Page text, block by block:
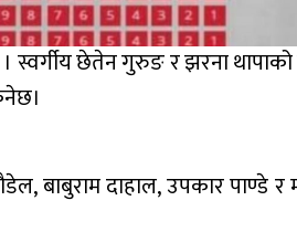
। स्वर्गीय छेतेन गुरुङ र झरना
बाबुराम दाहाल, उपकार पाण्डे र